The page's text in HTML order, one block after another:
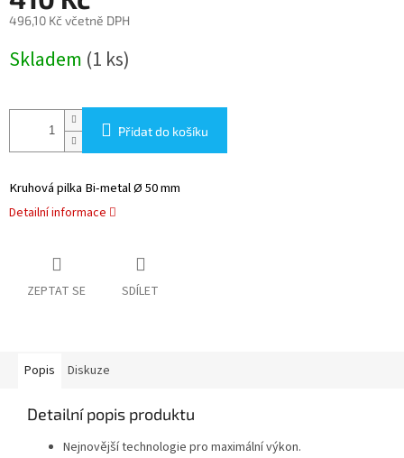
496,10 Kč včetně DPH
cena:
Skladem (1 ks)
Přidat do košíku
Kruhová pilka Bi-metal Ø 50 mm
Detailní informace
ZEPTAT SE SDÍLET
Popis Diskuze
Detailní popis produktu
Nejnovější technologie pro maximální výkon.